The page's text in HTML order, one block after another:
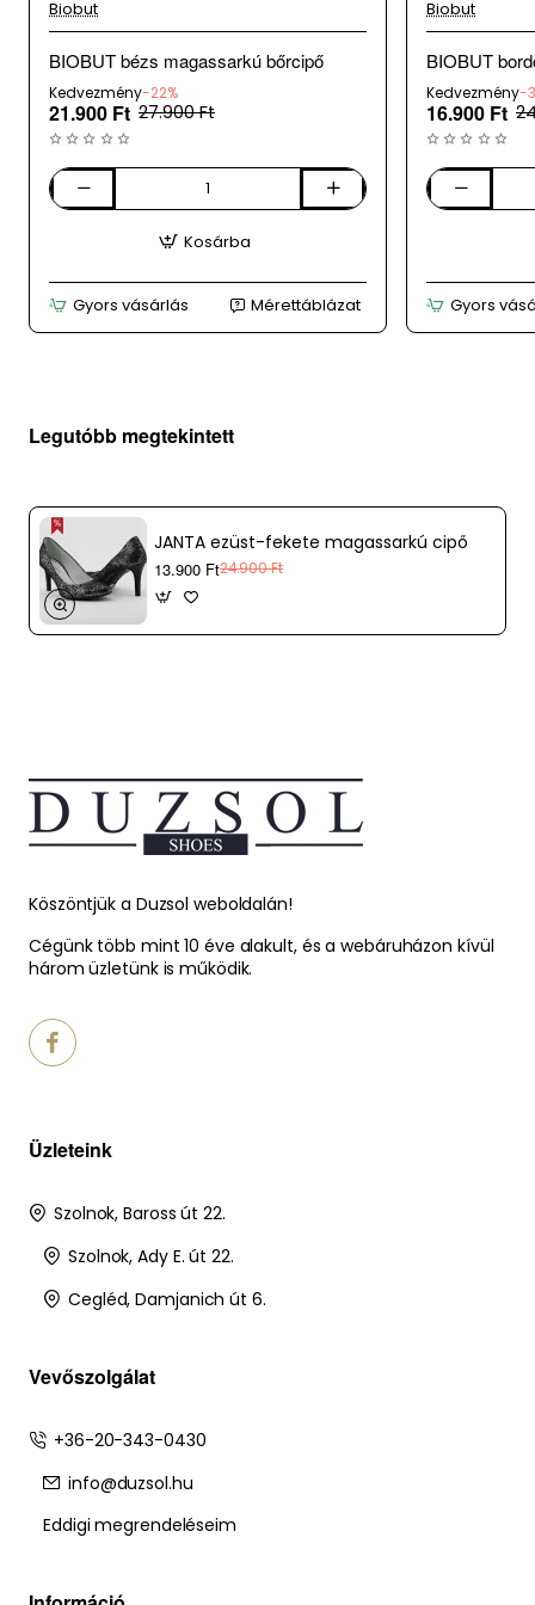
Biobut
BIOBUT bézs magassarkú bőrcipő
Kedvezmény-22%
21.900 Ft 27.900 Ft
BIOBUT
Kosárba
Gyors vásárlás Mérettáblázat
Biobut
BIOBUT
Kedvezmény-
16.900 Ft
BIOBUT
rszandál
Gyors
Legutóbb megtekintett
JANTA ezüst-fekete magassarkú cipő
13.900 Ft24.900 Ft
Köszöntjük a Duzsol weboldalán!
Cégünk több mint 10 éve alakult, és a webáruházon kívül
három üzletünk is működik.
Üzleteink
Szolnok, Baross út 22.
Szolnok, Ady E. út 22.
Cegléd, Damjanich út 6.
Vevőszolgálat
+36-20-343-0430
info@duzsol.hu
Eddigi megrendeléseim